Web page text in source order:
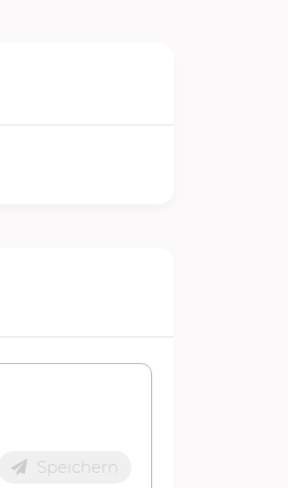
Speichern